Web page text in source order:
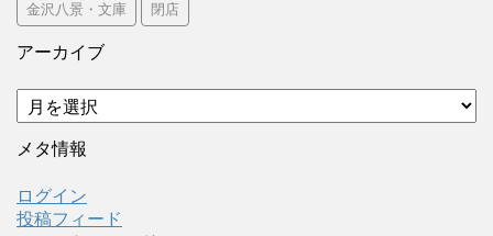
金沢八景・文庫 閉店
アーカイブ
ア
ー
カ
ブ
メタ情報
ログイン
投稿フィード